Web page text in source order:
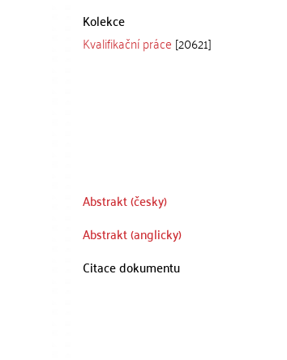
Kolekce
Kvalifikační práce [20621]
Abstrakt (česky)
Abstrakt (anglicky)
Citace dokumentu